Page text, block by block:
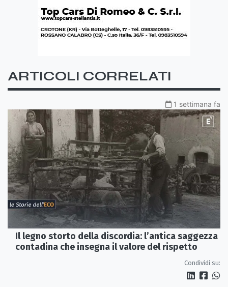
ARTICOLI CORRELATI
1 settimana fa
Il legno storto della discordia: l’antica saggezza
contadina che insegna il valore del rispetto
Condividi su: